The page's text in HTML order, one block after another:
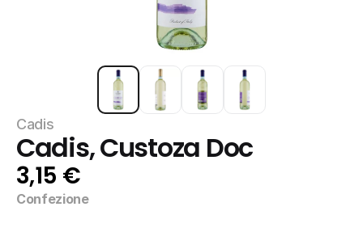
Cadis
Cadis, Custoza Doc
3,15 €
Confezione